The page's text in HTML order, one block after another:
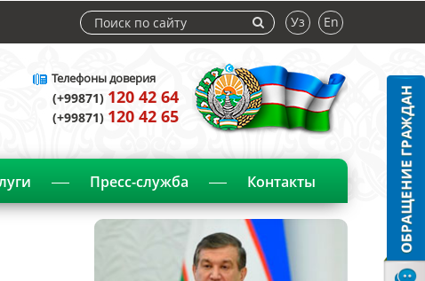
Уз En
Телефоны доверия
(+99871) 120 42 64
(+99871) 120 42 65
Пресс-служба Контакты